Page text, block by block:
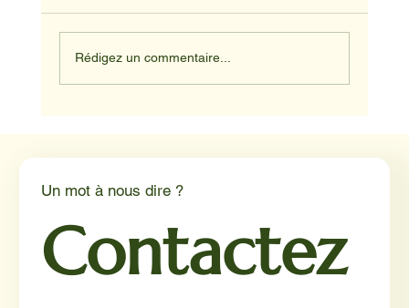
Rédigez un commentaire...
Un mot à nous dire ?
Contactez